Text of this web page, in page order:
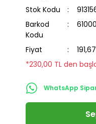
Stok Kodu
Barkod
Kodu
Fiyat
*230,00 TL den
WhatsApp